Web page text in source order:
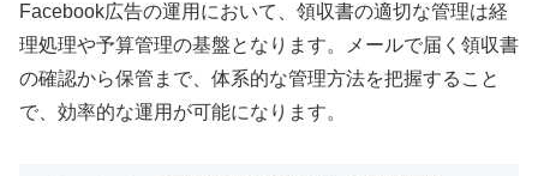
Facebook広告の運用において、領収書の適切な管理は経
理処理や予算管理の基盤となります。メールで届く領収書
の確認から保管まで、体系的な管理方法を把握すること
で、効率的な運用が可能になります。